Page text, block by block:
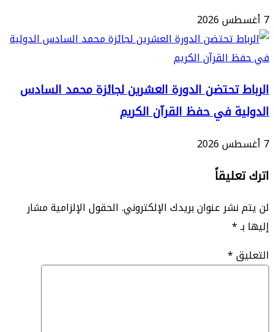
تحتضن الدورة العشرين لجائزة محمد السادس
في حفظ القرآن الكريم
عنوان بريدك الإلكتروني.الحقول الإلزامية مشار
*
*